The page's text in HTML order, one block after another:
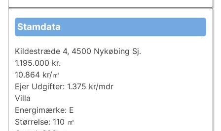
Stamdata
Kildestræde 4, 4500 Nykøbing Sj.
1.195.000 kr.
10.864 kr/㎡
Ejer Udgifter: 1.375 kr/mdr
Villa
Energimærke: E
Størrelse: 110 ㎡